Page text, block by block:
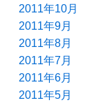
2011年10月
2011年9月
2011年8月
2011年7月
2011年6月
2011年5月